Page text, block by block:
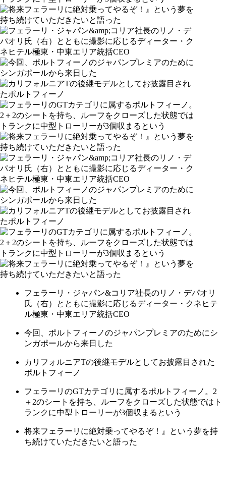
フェラーリ・ジャパン&コリア社長のリノ・デパオリ
氏（右）とともに撮影に応じるディーター・クネヒテ
ル極東・中東エリア統括CEO
今回、ポルトフィーノのジャパンプレミアのためにシ
ンガポールから来日した
カリフォルニアTの後継モデルとしてお披露目された
ポルトフィーノ
フェラーリのGTカテゴリに属するポルトフィーノ。2
＋2のシートを持ち、ルーフをクローズした状態ではト
ランクに中型トローリーが3個収まるという
将来フェラーリに絶対乗ってやるぞ！』という夢を持
ち続けていただきたいと語った